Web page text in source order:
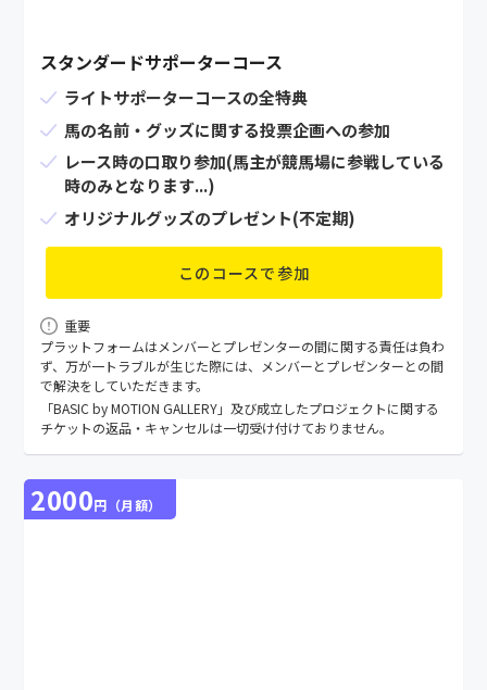
スタンダードサポーターコース
ライトサポーターコースの全特典
馬の名前・グッズに関する投票企画への参加
レース時の口取り参加(馬主が競馬場に参戦している
時のみとなります...)
オリジナルグッズのプレゼント(不定期)
このコースで参加
重要
プラットフォームはメンバーとプレゼンターの間に関する責任は負わ
ず、万が⼀トラブルが⽣じた際には、メンバーとプレゼンターとの間
で解決をしていただきます。
「BASIC by MOTION GALLERY」及び成立したプロジェクトに関する
チケットの返品・キャンセルは一切受け付けておりません。
2000円（月額）